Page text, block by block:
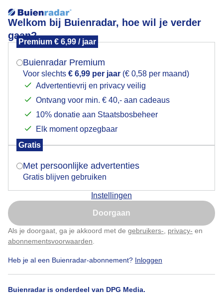
Welkom bij Buienradar, hoe wil je verder
gaan?
Premium € 6,99 / jaar
Buienradar Premium
Voor slechts € 6,99 per jaar (€ 0,58 per maand)
Advertentievrij en privacy veilig
Ontvang voor min. € 40,- aan cadeaus
10% donatie aan Staatsbosbeheer
Elk moment opzegbaar
Gratis
Met persoonlijke advertenties
Gratis blijven gebruiken
Instellingen
Doorgaan
Als je doorgaat, ga je akkoord met de gebruikers- privacy- en
abonnementsvoorwaarden
Heb je al een Buienradar-abonnement? Inloggen
Buienradar is onderdeel van DPG Media.
Groene appelschaduwwants in de zon
Door: Astrid Wiessner Hoog Gemaakt: 02-06-2025, 35x bekeken
Groene Appelschaduwwants Zon Dieren
Mogen we je locatie gebruiken voor het
Indien je hier nog geen akkoord op hebt gegeven,
verschijnt er zo een pop-up uit je browser waarin
Is goed, toon de popup
Nu niet, misschien later
Klik hierom dit aan te passen